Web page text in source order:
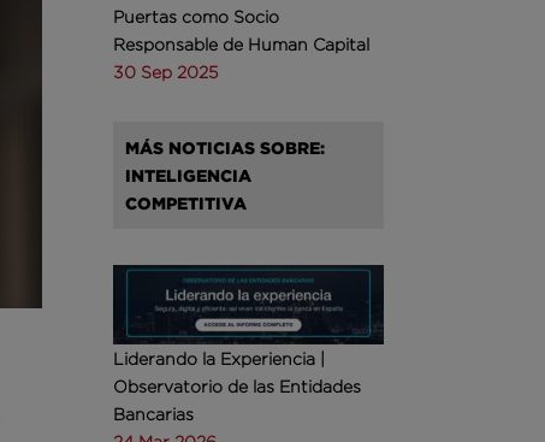
Puertas como Socio
Responsable de Human Capital
30 Sep 2025
MÁS NOTICIAS SOBRE:
INTELIGENCIA
COMPETITIVA
Liderando la Experiencia |
Observatorio de las Entidades
Bancarias